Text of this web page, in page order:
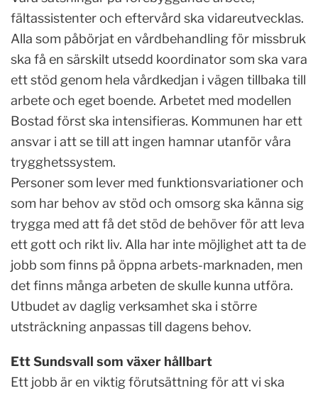
fältassistenter och eftervård ska vidareutvecklas.
Alla som påbörjat en vårdbehandling för missbruk
ska få en särskilt utsedd koordinator som ska vara
ett stöd genom hela vårdkedjan i vägen tillbaka till
arbete och eget boende. Arbetet med modellen
Bostad först ska intensifieras. Kommunen har ett
ansvar i att se till att ingen hamnar utanför våra
trygghetssystem.
Personer som lever med funktionsvariationer och
som har behov av stöd och omsorg ska känna sig
trygga med att få det stöd de behöver för att leva
ett gott och rikt liv. Alla har inte möjlighet att ta de
jobb som finns på öppna arbets-marknaden, men
det finns många arbeten de skulle kunna utföra.
Utbudet av daglig verksamhet ska i större
utsträckning anpassas till dagens behov.
Ett Sundsvall som växer hållbart
Ett jobb är en viktig förutsättning för att vi ska